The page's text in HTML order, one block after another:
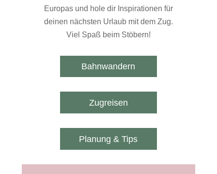
Europas und hole dir Inspirationen für
deinen nächsten Urlaub mit dem Zug.
Viel Spaß beim Stöbern!
Bahnwandern
Zugreisen
Planung & Tips